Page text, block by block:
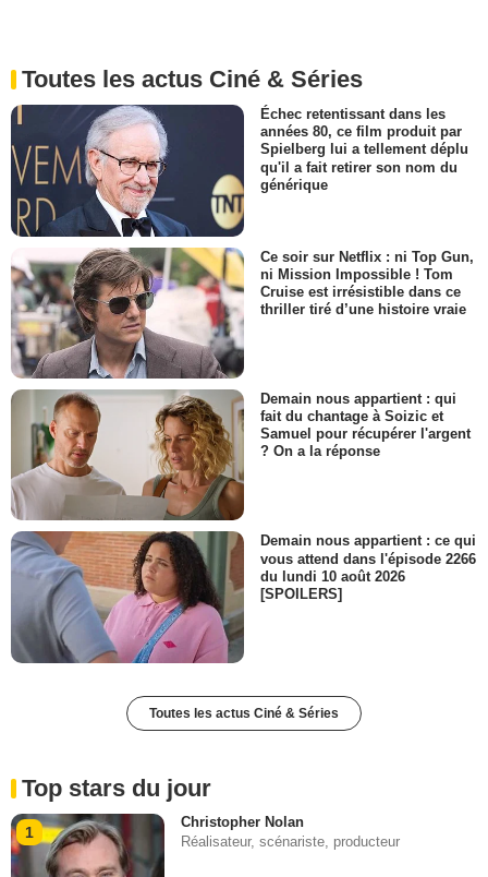
Toutes les actus Ciné & Séries
Échec retentissant dans les
années 80, ce film produit par
Spielberg lui a tellement déplu
qu'il a fait retirer son nom du
générique
Ce soir sur Netflix : ni Top Gun,
ni Mission Impossible ! Tom
Cruise est irrésistible dans ce
thriller tiré d’une histoire vraie
Demain nous appartient : qui
fait du chantage à Soizic et
Samuel pour récupérer l'argent
? On a la réponse
Demain nous appartient : ce qui
vous attend dans l'épisode 2266
du lundi 10 août 2026
[SPOILERS]
Toutes les actus Ciné & Séries
Top stars du jour
1
Christopher Nolan
Réalisateur, scénariste, producteur